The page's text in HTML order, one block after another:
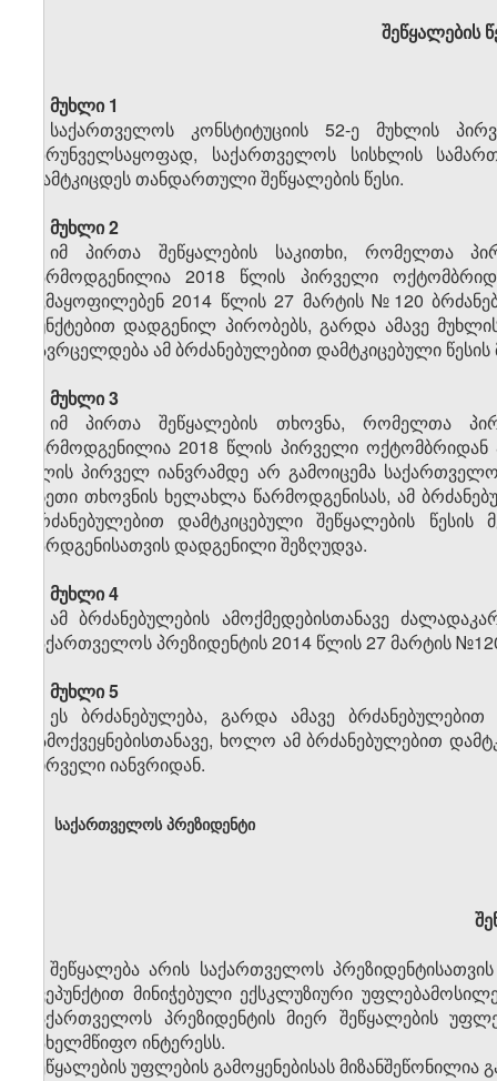
შეწყალების
მუხლი 1
საქართველოს კონსტიტუციის 52-ე მუხლის
უზრუნველსაყოფად, საქართველოს სისხლის
დამტკიცდეს თანდართული შეწყალების წესი.
მუხლი 2
იმ პირთა შეწყალების საკითხი, რომელთა
წარმოდგენილია 2018 წლის პირველი
აკმაყოფილებენ 2014 წლის 27 მარტის №120
პუნქტებით დადგენილ პირობებს, გარდა ამავე
გავრცელდება ამ ბრძანებულებით დამტკიცებული
მუხლი 3
იმ პირთა შეწყალების თხოვნა, რომელთა
წარმოდგენილია 2018 წლის პირველი
წლის პირველ იანვრამდე არ გამოიცემა
ასეთი თხოვნის ხელახლა წარმოდგენისას, ამ
ბრძანებულებით დამტკიცებული შეწყალების
წარდგენისათვის დადგენილი შეზღუდვა.
მუხლი 4
ამ ბრძანებულების ამოქმედებისთანავე
საქართველოს პრეზიდენტის 2014 წლის 27 მარტის
მუხლი 5
ეს ბრძანებულება, გარდა ამავე
გამოქვეყნებისთანავე, ხოლო ამ ბრძანებულებით
პირველი იანვრიდან.
საქართველოს პრეზიდენტი
შეწყალება არის საქართველოს
ქვეპუნქტით მინიჭებული ექსკლუზიური
საქართველოს პრეზიდენტის მიერ შეწყალების
სახელმწიფო ინტერესს.
შეწყალების უფლების გამოყენებისას